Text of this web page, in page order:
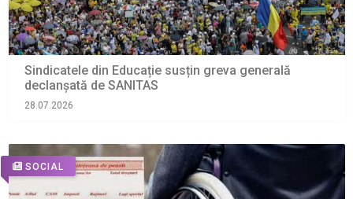
Sindicatele din Educație susțin greva generală
declanșată de SANITAS
28.07.2026
SOCIAL